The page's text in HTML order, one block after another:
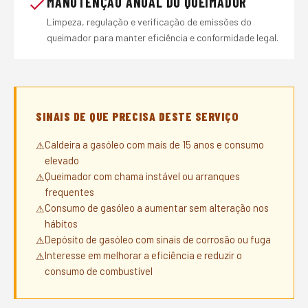
Limpeza, regulação e verificação de emissões do
queimador para manter eficiência e conformidade legal.
SINAIS DE QUE PRECISA DESTE SERVIÇO
Caldeira a gasóleo com mais de 15 anos e consumo
elevado
Queimador com chama instável ou arranques
frequentes
Consumo de gasóleo a aumentar sem alteração nos
hábitos
Depósito de gasóleo com sinais de corrosão ou fuga
Interesse em melhorar a eficiência e reduzir o
consumo de combustível